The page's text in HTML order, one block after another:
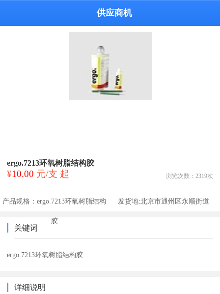
供应商机
ergo.7213环氧树脂结构胶
¥10.00 元/支 起 浏览次数： 2319次
产品规格：ergo.7213环氧树脂结构
胶
发货地:北京市通州区永顺街道
关键词
ergo.7213环氧树脂结构胶
详细说明